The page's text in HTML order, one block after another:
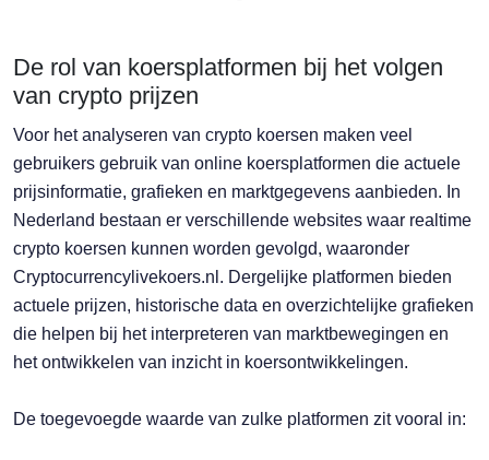
De rol van koersplatformen bij het volgen
van crypto prijzen
Voor het analyseren van crypto koersen maken veel
gebruikers gebruik van online koersplatformen die actuele
prijsinformatie, grafieken en marktgegevens aanbieden. In
Nederland bestaan er verschillende websites waar realtime
crypto koersen kunnen worden gevolgd, waaronder
Cryptocurrencylivekoers.nl. Dergelijke platformen bieden
actuele prijzen, historische data en overzichtelijke grafieken
die helpen bij het interpreteren van marktbewegingen en
het ontwikkelen van inzicht in koersontwikkelingen.
De toegevoegde waarde van zulke platformen zit vooral in: